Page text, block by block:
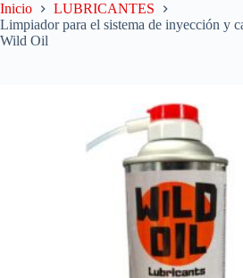
Inicio
LUBRICANTES
Limpiador para el sistema de inyección y
Wild Oil